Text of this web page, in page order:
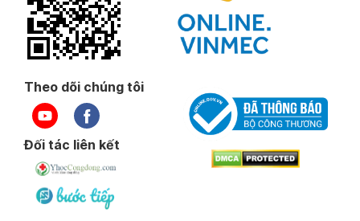
Theo dõi chúng tôi
Đối tác liên kết